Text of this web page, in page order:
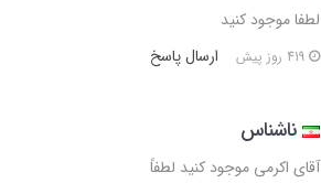
لطفا موجود کنید
ارسال پاسخ
ناشناس
آقای اکرمی موجود کنید لطفاً